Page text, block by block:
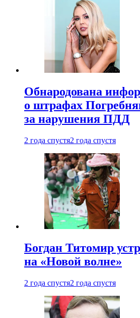
Обнародована
о штрафах
за нарушения ПДД
2 года спустя2 года спустя
Богдан Титомир
на «Новой волне»
2 года спустя2 года спустя